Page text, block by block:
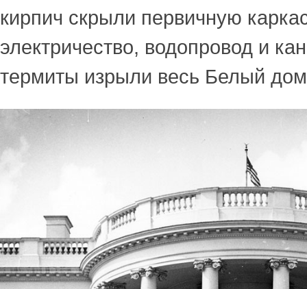
кирпич скрыли первичную
электричество, водопровод и
термиты изрыли весь Белый